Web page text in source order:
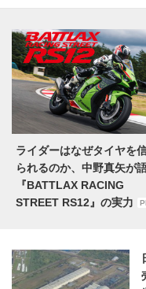
ライダーはなぜタイヤを
られるのか、中野真矢が
『BATTLAX RACING
STREET RS12』の実力